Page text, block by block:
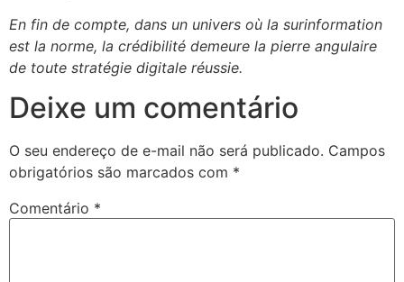
En fin de compte, dans un univers où la surinformation
est la norme, la crédibilité demeure la pierre angulaire
de toute stratégie digitale réussie.
Deixe um comentário
O seu endereço de e-mail não será publicado. Campos
obrigatórios são marcados com *
Comentário *